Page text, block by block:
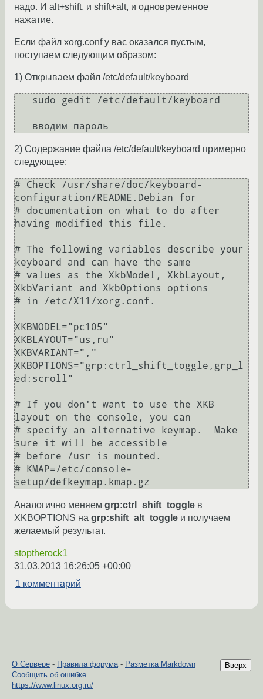
надо. И alt+shift, и shift+alt, и одновременное
нажатие.
Если файл xorg.conf у вас оказался пустым,
поступаем следующим образом:
1) Открываем файл /etc/default/keyboard
2) Содержание файла /etc/default/keyboard примерно
следующее:
# Check /usr/share/doc/keyboard-
configuration/README.Debian for
# documentation on what to do after
having modified this file.
# The following variables describe your
keyboard and can have the same
# values as the XkbModel, XkbLayout,
XkbVariant and XkbOptions options
# in /etc/X11/xorg.conf.
XKBMODEL="pc105"
XKBLAYOUT="us,ru"
XKBVARIANT=","
XKBOPTIONS="grp:ctrl_shift_toggle,grp_l
ed:scroll"
# If you don't want to use the XKB
layout on the console, you can
# specify an alternative keymap.  Make
sure it will be accessible
# before /usr is mounted.
# KMAP=/etc/console-
Аналогично меняем grp:ctrl_shift_toggle в
XKBOPTIONS на grp:shift_alt_toggle и получаем
желаемый результат.
stoptherock1
31.03.2013 16:26:05 +00:00
1 комментарий
Вверх
О Сервере - Правила форума- Разметка Markdown
Сообщить об ошибке
https://www.linux.org.ru/